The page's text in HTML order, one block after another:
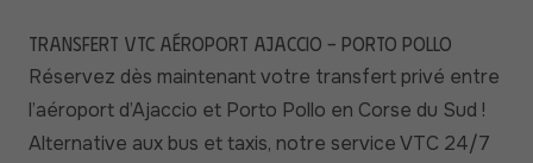
Transfert VTC Aéroport Ajaccio - Porto Pollo
Réservez dès maintenant votre transfert privé entre
l’aéroport d’Ajaccio et Porto Pollo en Corse du Sud !
Alternative aux bus et taxis, notre service VTC 24/7